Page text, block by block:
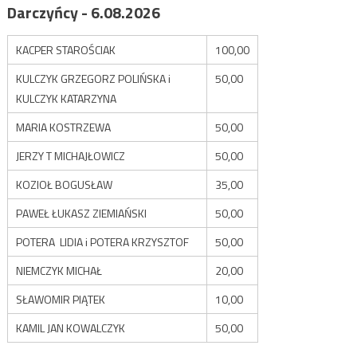
Darczyńcy - 6.08.2026
KACPER STAROŚCIAK
100,00
KULCZYK GRZEGORZ POLIŃSKA i
KULCZYK KATARZYNA
50,00
MARIA KOSTRZEWA
50,00
JERZY T MICHAJŁOWICZ
50,00
KOZIOŁ BOGUSŁAW
35,00
PAWEŁ ŁUKASZ ZIEMIAŃSKI
50,00
POTERA LIDIA i POTERA KRZYSZTOF
50,00
NIEMCZYK MICHAŁ
20,00
SŁAWOMIR PIĄTEK
10,00
KAMIL JAN KOWALCZYK
50,00